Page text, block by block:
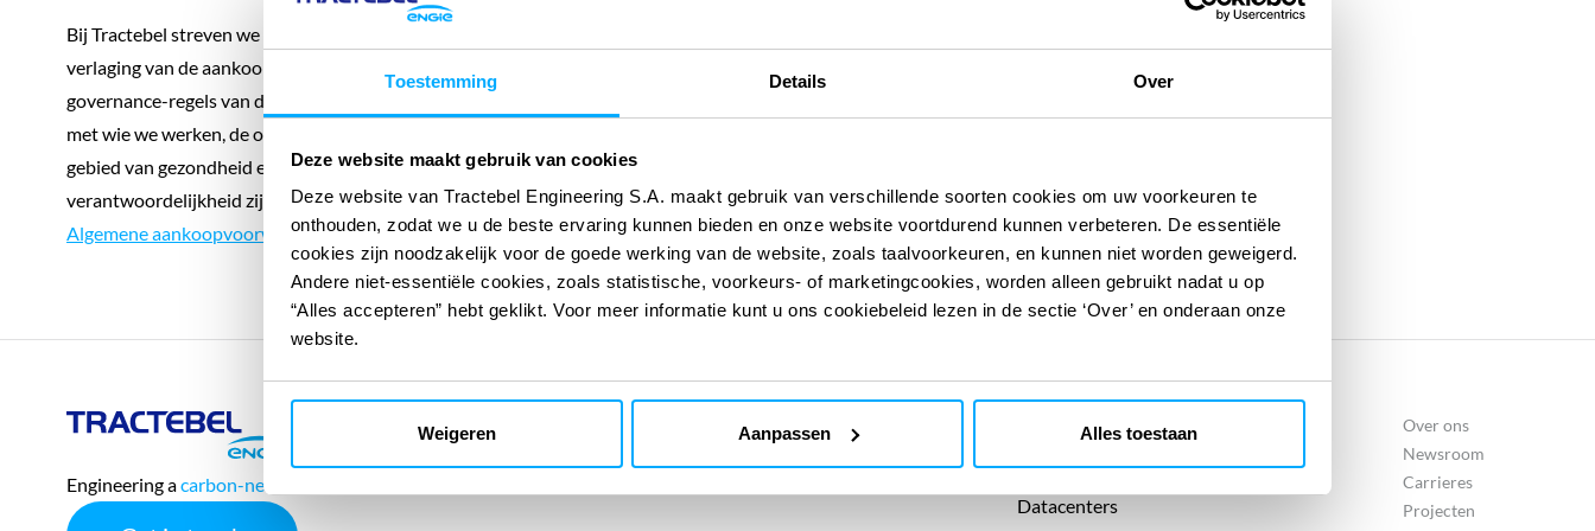
Toestemming Details Over
Deze website maakt gebruik van cookies
Deze website van Tractebel Engineering S.A. maakt gebruik van verschillende soorten cookies om uw voorkeuren te
onthouden, zodat we u de beste ervaring kunnen bieden en onze website voortdurend kunnen verbeteren. De essentiële
cookies zijn noodzakelijk voor de goede werking van de website, zoals taalvoorkeuren, en kunnen niet worden geweigerd.
Andere niet-essentiële cookies, zoals statistische, voorkeurs- of marketingcookies, worden alleen gebruikt nadat u op
“Alles accepteren” hebt geklikt. Voor meer informatie kunt u ons cookiebeleid lezen in de sectie ‘Over’ en onderaan onze
website.
Weigeren Aanpassen Alles toestaan
Bij Tractebel streven we naar de beste kwaliteitsnormen op het gebied van inkoop. Daarom streven we naar een
verlaging van de aankoopkosten met respect voor de behoeften van de vakgebieden, de regelgeving en de
governance-regels van de ENGIE Groep. Het naleven van de wetgeving, het wederzijds respect voor de mensen
met wie we werken, de onpartijdigheid in de relatie met leveranciers, het streven naar de hoogste normen op het
gebied van gezondheid en veiligheid, nucleaire veiligheid en kwaliteit, duurzame ontwikkeling en maatschappelijke
verantwoordelijkheid zijn allemaal kernwaarden waar we trots op zijn.
Algemene aankoopvoorwaarden
Engie
Engineering acarbon-neutral future
Nucleair
Datacenters
Over ons
Newsroom
Carrieres
Projecten